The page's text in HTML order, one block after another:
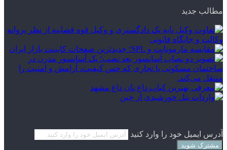
مطالب جدید
آدرس ایمیل خود را وارد کنید